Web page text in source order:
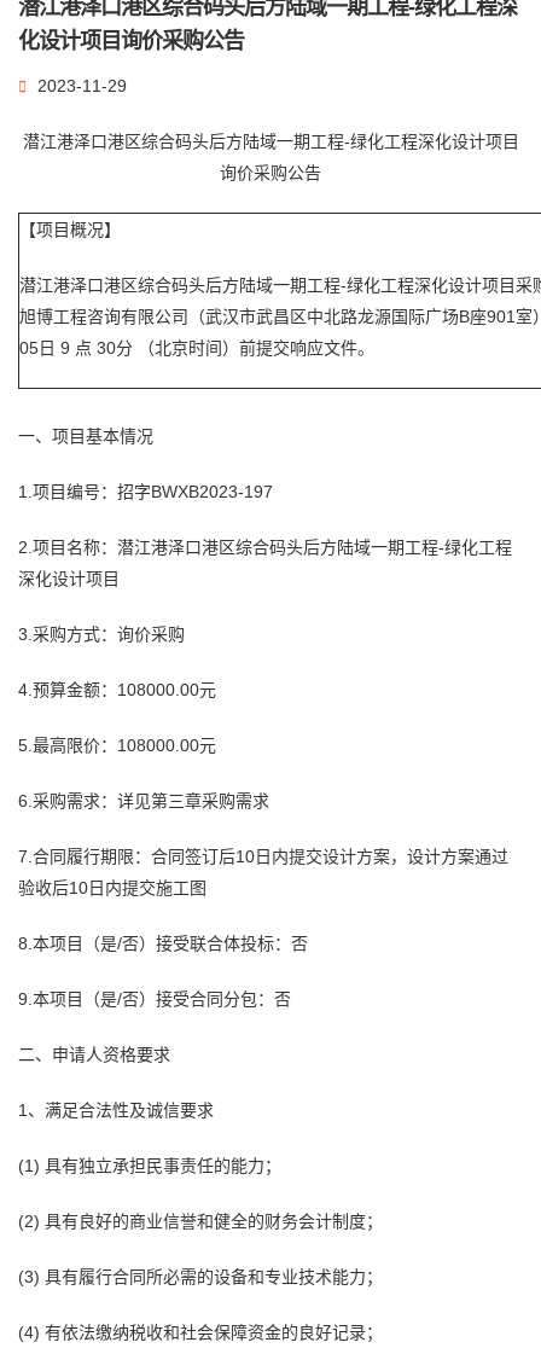
潜江港泽口港区综合码头后方陆域一期工程-绿化工程深
化设计项目询价采购公告
2023-11-29
潜江港泽口港区综合码头后方陆域一期工程-绿化工程深化设计项目
询价采购公告
【项目概况】
潜江港泽口港区综合码头后方陆域一期工程-绿化工程深化设计项目
旭博工程咨询有限公司（武汉市武昌区中北路龙源国际广场B座901
05日 9 点 30分 （北京时间）前提交响应文件。
一、项目基本情况
1.项目编号：招字BWXB2023-197
2.项目名称：潜江港泽口港区综合码头后方陆域一期工程-绿化工程
深化设计项目
3.采购方式：询价采购
4.预算金额：108000.00元
5.最高限价：108000.00元
6.采购需求：详见第三章采购需求
7.合同履行期限：合同签订后10日内提交设计方案，设计方案通过
验收后10日内提交施工图
8.本项目（是/否）接受联合体投标：否
9.本项目（是/否）接受合同分包：否
二、申请人资格要求
1、满足合法性及诚信要求
(1) 具有独立承担民事责任的能力；
(2) 具有良好的商业信誉和健全的财务会计制度；
(3) 具有履行合同所必需的设备和专业技术能力；
(4) 有依法缴纳税收和社会保障资金的良好记录；